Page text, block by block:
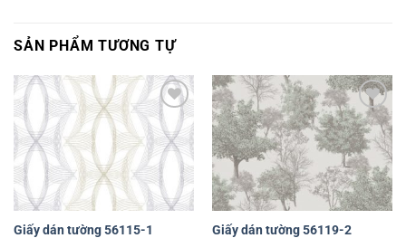
SẢN PHẨM TƯƠNG TỰ
Yêu
thích
Giấy dán tường 56115-1
Yêu
thích
Giấy dán tường 56119-2